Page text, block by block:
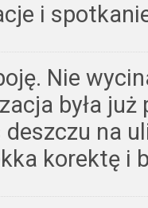
i
Nie
była już
deszczu na
korektę i